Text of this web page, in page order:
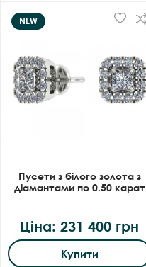
NEW
Пусети з білого золота з
діамантами по 0.50 карат
Ціна: 231 400 грн
Купити